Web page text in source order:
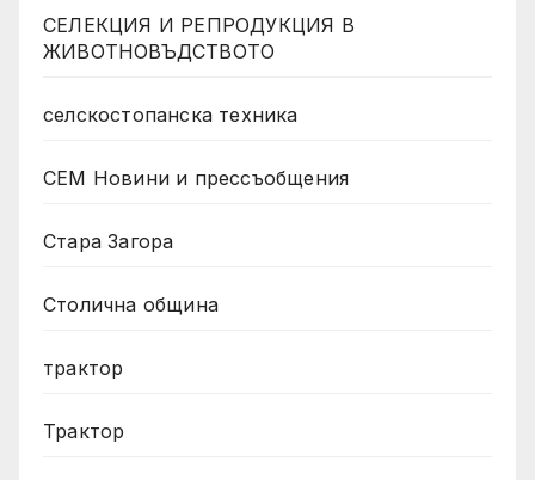
СЕЛЕКЦИЯ И РЕПРОДУКЦИЯ В
ЖИВОТНОВЪДСТВОТО
селскостопанска техника
СЕМ Новини и прессъобщения
Стара Загора
Столична община
трактор
Трактор